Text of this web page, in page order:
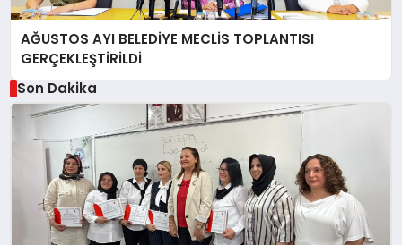
AĞUSTOS AYI BELEDİYE MECLİS TOPLANTISI
GERÇEKLEŞTİRİLDİ
Son Dakika